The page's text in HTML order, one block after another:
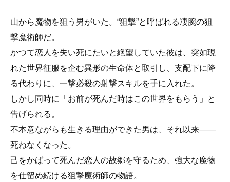
山から魔物を狙う男がいた。“狙撃”と呼ばれる凄腕の狙
撃魔術師だ。
かつて恋人を失い死にたいと絶望していた彼は、突如現
れた世界征服を企む異形の生命体と取引し、支配下に降
る代わりに、一撃必殺の射撃スキルを手に入れた。
しかし同時に「お前が死んだ時はこの世界をもらう」と
告げられる。
不本意ながらも生きる理由ができた男は、それ以来――
死ねなくなった。
己をかばって死んだ恋人の故郷を守るため、強大な魔物
を仕留め続ける狙撃魔術師の物語。